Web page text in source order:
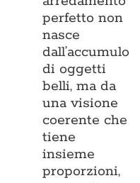
perfetto non
nasce
dall’accumulo
di oggetti
belli, ma da
una visione
coerente che
tiene
insieme
proporzioni,